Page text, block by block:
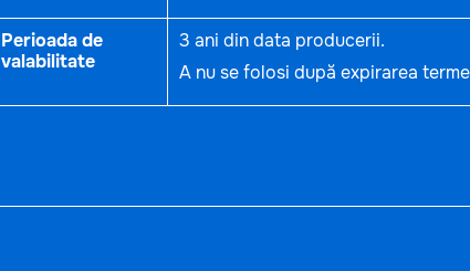
Perioada de
valabilitate
3 ani din data producerii.
A nu se folosi după expirarea